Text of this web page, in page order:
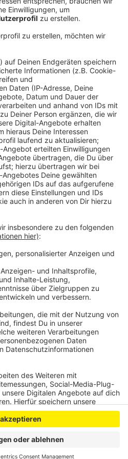
Campus zu
06:21
von Oper und
sie nicht als
Der Verein schlägt daher
radikal
die Oper soll nicht saniert
dafür soll vor der
Gebäude als
entstehen. Es dürfe
heißt es von den
der Woche hatten CDU,
Bonn die Entscheidung der
Unternehmen zu
an der Beethovenhalle